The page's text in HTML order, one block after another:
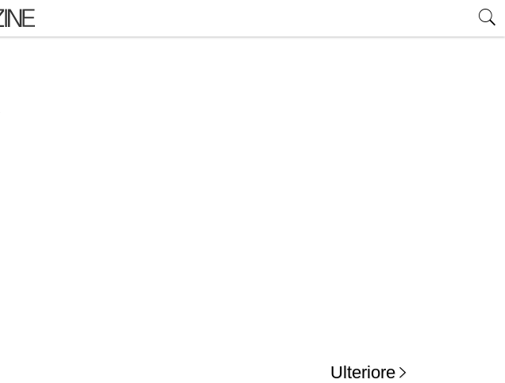
Ulteriore